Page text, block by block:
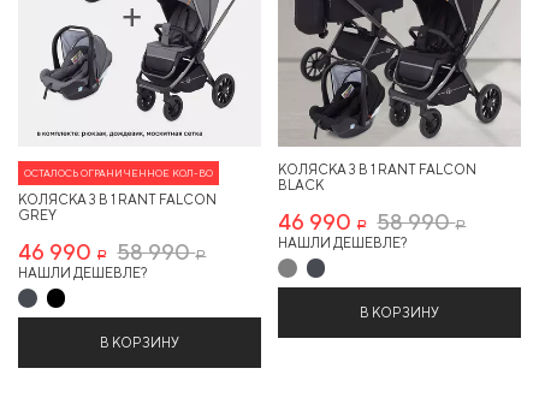
ОСТАЛОСЬ ОГРАНИЧЕННОЕ КОЛ-ВО
КОЛЯСКА 3 В 1 RANT FALCON
GREY
46 990 Р 58 990Р
НАШЛИ ДЕШЕВЛЕ?
В КОРЗИНУ
КОЛЯСКА 3 В 1 RANT FALCON
BLACK
46 990 Р 58 990Р
НАШЛИ ДЕШЕВЛЕ?
В КОРЗИНУ